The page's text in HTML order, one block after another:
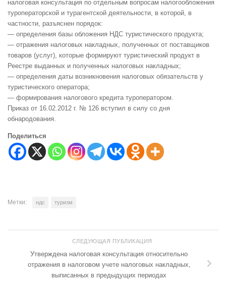
налоговая консультация по отдельным вопросам налогообложения
туроператорской и турагентской деятельности, в которой, в
частности, разъяснен порядок:
— определения базы обложения НДС туристического продукта;
— отражения налоговых накладных, полученных от поставщиков
товаров (услуг), которые формируют туристический продукт в
Реестре выданных и полученных налоговых накладных;
— определения даты возникновения налоговых обязательств у
туристического оператора;
— формирования налогового кредита туроператором.
Приказ от 16.02.2012 г. № 126 вступил в силу со дня
обнародования.
Поделиться
Метки: ндс туризм
СЛЕДУЮЩАЯ ПУБЛИКАЦИЯ
Утверждена налоговая консультация относительно
отражения в налоговом учете налоговых накладных,
выписанных в предыдущих периодах